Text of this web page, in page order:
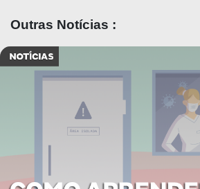
Outras Notícias :